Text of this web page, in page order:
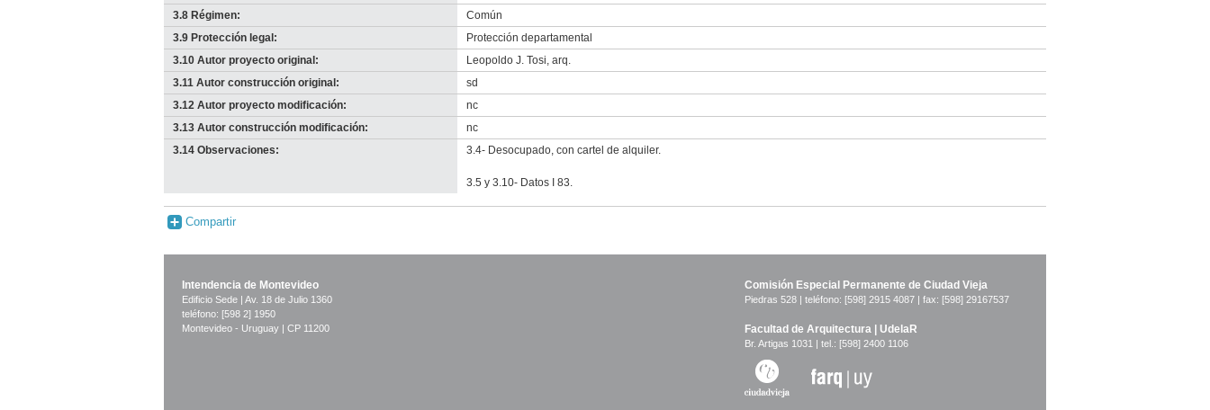
3.8 Régimen:
Común
3.9 Protección legal:
Protección departamental
3.10 Autor proyecto original:
Leopoldo J. Tosi, arq.
3.11 Autor construcción original:
sd
3.12 Autor proyecto modificación:
nc
3.13 Autor construcción modificación:
nc
3.14 Observaciones:
3.4- Desocupado, con cartel de alquiler.
3.5 y 3.10- Datos I 83.
Compartir
Intendencia de Montevideo
Edificio Sede | Av. 18 de Julio 1360
teléfono: [598 2] 1950
Montevideo - Uruguay | CP 11200
Comisión Especial Permanente de Ciudad Vieja
Piedras 528 | teléfono: [598] 2915 4087 | fax: [598] 29167537
Facultad de Arquitectura | UdelaR
Br. Artigas 1031 | tel.: [598] 2400 1106